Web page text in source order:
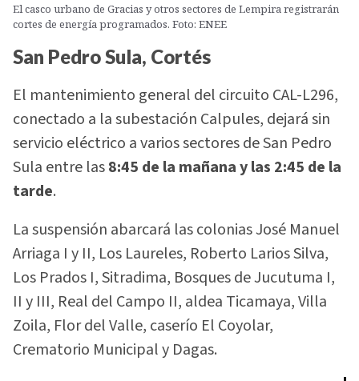
El casco urbano de Gracias y otros sectores de Lempira registrarán
cortes de energía programados. Foto: ENEE
San Pedro Sula, Cortés
El mantenimiento general del circuito CAL-L296,
conectado a la subestación Calpules, dejará sin
servicio eléctrico a varios sectores de San Pedro
Sula entre las8:45 de la mañana y las 2:45 de la
tarde.
La suspensión abarcará las colonias José Manuel
Arriaga I y II, Los Laureles, Roberto Larios Silva,
Los Prados I, Sitradima, Bosques de Jucutuma I,
II y III, Real del Campo II, aldea Ticamaya, Villa
Zoila, Flor del Valle, caserío El Coyolar,
Crematorio Municipal y Dagas.